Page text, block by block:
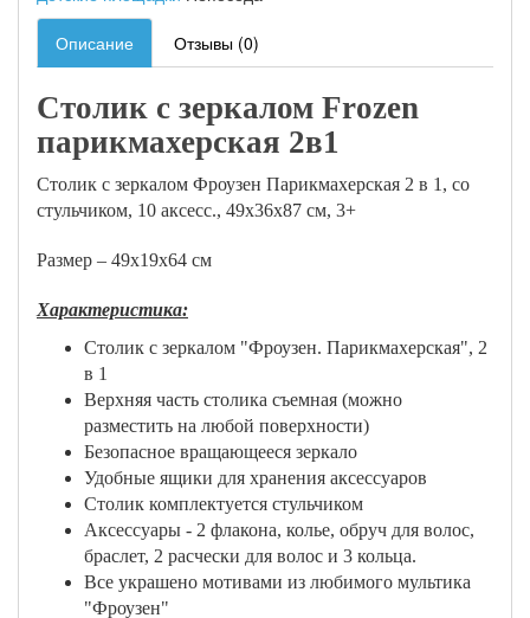
Описание Отзывы (0)
Столик с зеркалом Frozen
парикмахерская 2в1
Столик с зеркалом Фроузен Парикмахерская 2 в 1, со
стульчиком, 10 аксесс., 49х36х87 см, 3+
Размер – 49х19х64 см
Характеристика:
Столик с зеркалом "Фроузен. Парикмахерская", 2
в 1
Верхняя часть столика съемная (можно
разместить на любой поверхности)
Безопасное вращающееся зеркало
Удобные ящики для хранения аксессуаров
Столик комплектуется стульчиком
Аксессуары - 2 флакона, колье, обруч для волос,
браслет, 2 расчески для волос и 3 кольца.
Все украшено мотивами из любимого мультика
"Фроузен"